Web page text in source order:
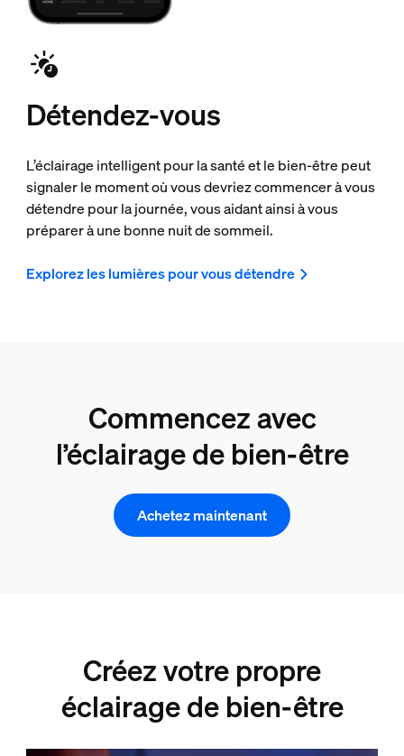
Détendez-vous
L’éclairage intelligent pour la santé et le bien-être peut
signaler le moment où vous devriez commencer à vous
détendre pour la journée, vous aidant ainsi à vous
préparer à une bonne nuit de sommeil.
Explorez les lumières pour vous détendre
Commencez avec
l’éclairage de bien-être
Achetez maintenant
Créez votre propre
éclairage de bien-être